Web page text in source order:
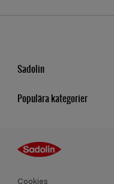
Sadolin
Populära kategorier
Kulörer
Produkter
Cookies